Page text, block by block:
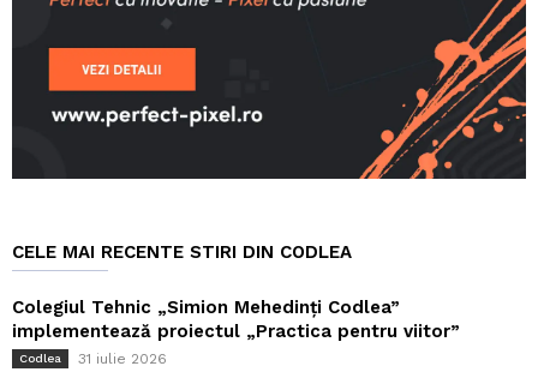
CELE MAI RECENTE STIRI DIN CODLEA
Colegiul Tehnic „Simion Mehedinți Codlea”
implementează proiectul „Practica pentru viitor”
Codlea 31 iulie 2026